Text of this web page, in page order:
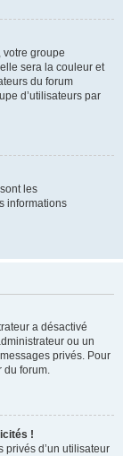
votre groupe
sera la couleur et
du forum
d’utilisateurs par
les
informations
a désactivé
ou un
privés. Pour
du forum.
!
privés d’un utilisateur